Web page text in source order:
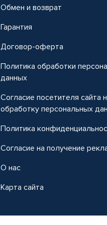
Обмен и возврат
Гарантия
Договор-оферта
Политика обработки
данных
Согласие посетителя сайта
обработку персональных
Политика
Согласие на получение
О нас
Карта сайта